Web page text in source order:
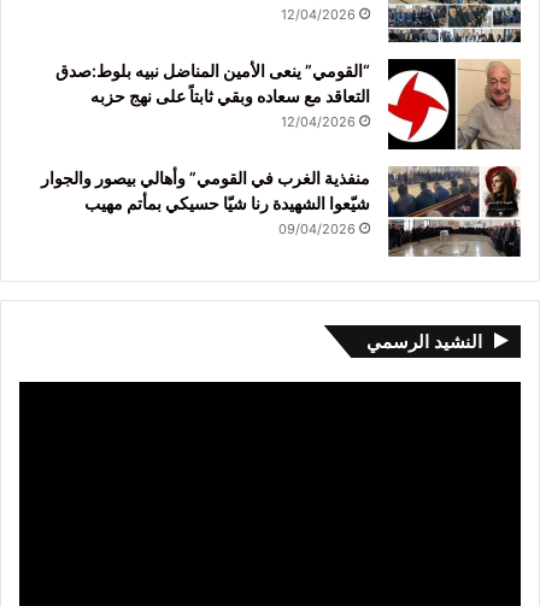
12/04/2026
“القومي” ينعى الأمين المناضل نبيه بلوط:صدق
التعاقد مع سعاده وبقي ثابتاً على نهج حزبه
12/04/2026
منفذية الغرب في القومي” وأهالي بيصور والجوار
شيّعوا الشهيدة رنا شيّا حسيكي بمأتم مهيب
09/04/2026
النشيد الرسمي